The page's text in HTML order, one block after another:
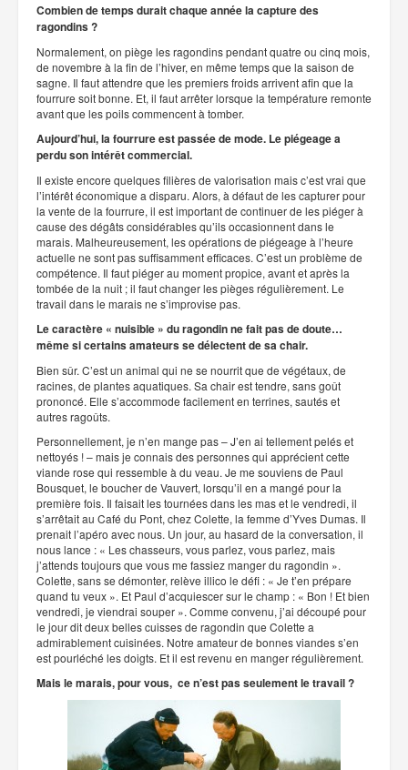
Combien de temps durait chaque année la capture des
ragondins ?
Normalement, on piège les ragondins pendant quatre ou cinq mois,
de novembre à la fin de l’hiver, en même temps que la saison de
sagne. Il faut attendre que les premiers froids arrivent afin que la
fourrure soit bonne. Et, il faut arrêter lorsque la température remonte
avant que les poils commencent à tomber.
Aujourd’hui, la fourrure est passée de mode. Le piégeage a
perdu son intérêt commercial.
Il existe encore quelques filières de valorisation mais c’est vrai que
l’intérêt économique a disparu. Alors, à défaut de les capturer pour
la vente de la fourrure, il est important de continuer de les piéger à
cause des dégâts considérables qu’ils occasionnent dans le
marais. Malheureusement, les opérations de piégeage à l’heure
actuelle ne sont pas suffisamment efficaces. C’est un problème de
compétence. Il faut piéger au moment propice, avant et après la
tombée de la nuit ; il faut changer les pièges régulièrement. Le
travail dans le marais ne s’improvise pas.
Le caractère « nuisible » du ragondin ne fait pas de doute…
même si certains amateurs se délectent de sa chair.
Bien sûr. C’est un animal qui ne se nourrit que de végétaux, de
racines, de plantes aquatiques. Sa chair est tendre, sans goût
prononcé. Elle s’accommode facilement en terrines, sautés et
autres ragoûts.
Personnellement, je n’en mange pas – J’en ai tellement pelés et
nettoyés ! – mais je connais des personnes qui apprécient cette
viande rose qui ressemble à du veau. Je me souviens de Paul
Bousquet, le boucher de Vauvert, lorsqu’il en a mangé pour la
première fois. Il faisait les tournées dans les mas et le vendredi, il
s’arrêtait au Café du Pont, chez Colette, la femme d’Yves Dumas. Il
prenait l’apéro avec nous. Un jour, au hasard de la conversation, il
nous lance : « Les chasseurs, vous parlez, vous parlez, mais
j’attends toujours que vous me fassiez manger du ragondin ».
Colette, sans se démonter, relève illico le défi : « Je t’en prépare
quand tu veux ». Et Paul d’acquiescer sur le champ : « Bon ! Et bien
vendredi, je viendrai souper ». Comme convenu, j’ai découpé pour
le jour dit deux belles cuisses de ragondin que Colette a
admirablement cuisinées. Notre amateur de bonnes viandes s’en
est pourléché les doigts. Et il est revenu en manger régulièrement.
Mais le marais, pour vous, ce n’est pas seulement le travail ?